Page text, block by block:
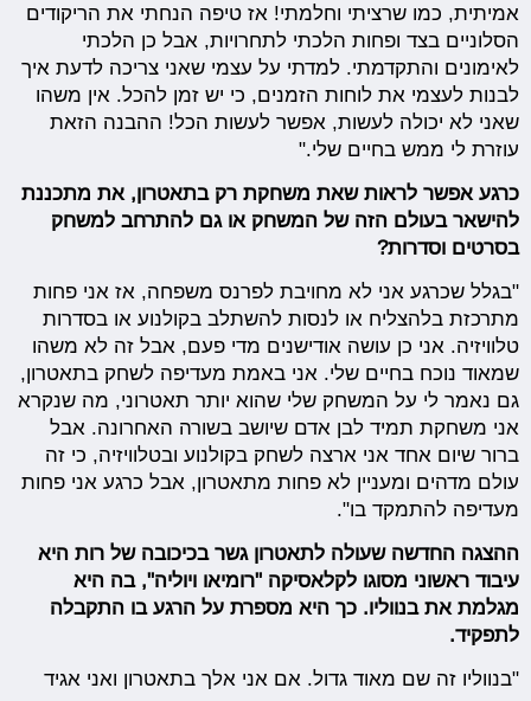
אמיתית, כמו שרציתי וחלמתי! אז טיפה הנחתי את הריקודים
הסלוניים בצד ופחות הלכתי לתחרויות, אבל כן הלכתי
לאימונים והתקדמתי. למדתי על עצמי שאני צריכה לדעת איך
לבנות לעצמי את לוחות הזמנים, כי יש זמן להכל. אין משהו
שאני לא יכולה לעשות, אפשר לעשות הכל! ההבנה הזאת
עוזרת לי ממש בחיים שלי."
כרגע אפשר לראות שאת משחקת רק בתאטרון, את מתכננת
להישאר בעולם הזה של המשחק או גם להתרחב למשחק
בסרטים וסדרות?
"בגלל שכרגע אני לא מחויבת לפרנס משפחה, אז אני פחות
מתרכזת בלהצליח או לנסות להשתלב בקולנוע או בסדרות
טלוויזיה. אני כן עושה אודישנים מדי פעם, אבל זה לא משהו
שמאוד נוכח בחיים שלי. אני באמת מעדיפה לשחק בתאטרון,
גם נאמר לי על המשחק שלי שהוא יותר תאטרוני, מה שנקרא
אני משחקת תמיד לבן אדם שיושב בשורה האחרונה. אבל
ברור שיום אחד אני ארצה לשחק בקולנוע ובטלוויזיה, כי זה
עולם מדהים ומעניין לא פחות מתאטרון, אבל כרגע אני פחות
מעדיפה להתמקד בו".
ההצגה החדשה שעולה לתאטרון גשר בכיכובה של רות היא
עיבוד ראשוני מסוגו לקלאסיקה "רומיאו ויוליה", בה היא
מגלמת את בנווליו. כך היא מספרת על הרגע בו התקבלה
לתפקיד.
"בנווליו זה שם מאוד גדול. אם אני אלך בתאטרון ואני אגיד